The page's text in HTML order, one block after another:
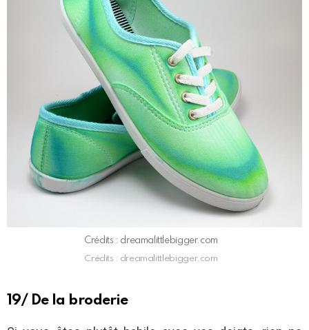
Crédits : dreamalittlebigger.com
Crédits : dreamalittlebigger.com
19/ De la broderie